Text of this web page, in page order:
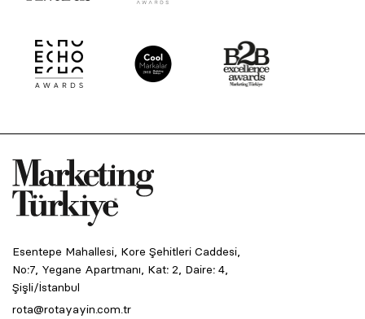
Esentepe Mahallesi, Kore Şehitleri Caddesi,
No:7, Yegane Apartmanı, Kat: 2, Daire: 4,
Şişli/İstanbul
rota@rotayayin.com.tr